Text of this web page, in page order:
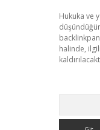
Hukuka ve
halinde,